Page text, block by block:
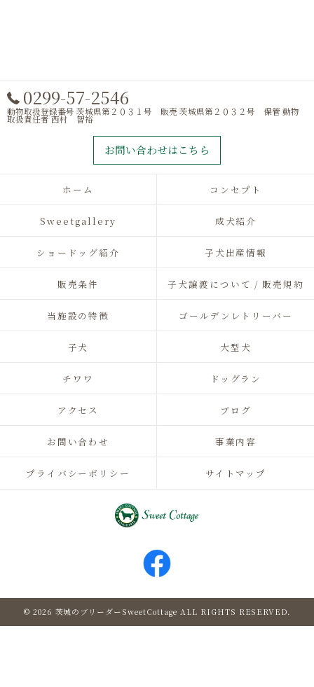
0299-57-2546
動物取扱登録番号 茨城県第２０３１号 販売 茨城県第２０３２号 保管 動物
取扱責任者 西村 智裕
お問い合わせはこちら
ホーム コンセプト
Sweetgallery 成犬紹介
ショードッグ紹介 子犬出産情報
販売条件 子犬譲渡について / 販売規約
当施設の特徴 ゴールデンレトリーバー
子犬 大型犬
チワワ ドッグラン
アクセス ブログ
お問い合わせ 事業内容
プライバシーポリシー サイトマップ
© 2026 茨城のブリーダーSweetCottage ALL RIGHTS RESERVED.